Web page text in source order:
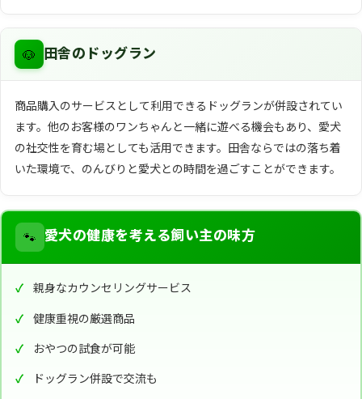
🐶 田舎のドッグラン
商品購入のサービスとして利用できるドッグランが併設されてい
ます。他のお客様のワンちゃんと一緒に遊べる機会もあり、愛犬
の社交性を育む場としても活用できます。田舎ならではの落ち着
いた環境で、のんびりと愛犬との時間を過ごすことができます。
🐾 愛犬の健康を考える飼い主の味方
親身なカウンセリングサービス
健康重視の厳選商品
おやつの試食が可能
ドッグラン併設で交流も